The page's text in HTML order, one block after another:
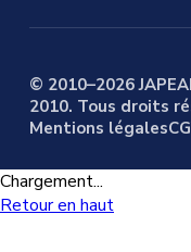
© 2010–2026
2010. Tous droits
Mentions légales
Chargement...
Retour en haut